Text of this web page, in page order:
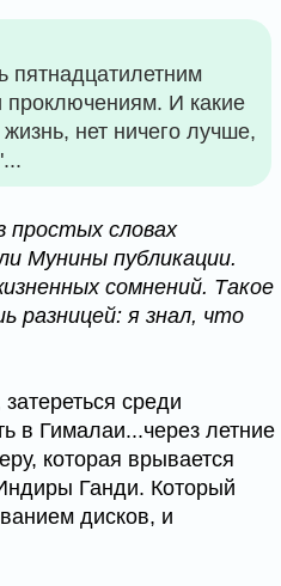
пятнадцатилетним
проключениям. И какие
нет ничего лучше,
словах
Мунины публикации.
сомнений. Такое
разницей: я знал, что
среди
в Гималаи...через летние
которая врывается
Ганди. Который
дисков, и